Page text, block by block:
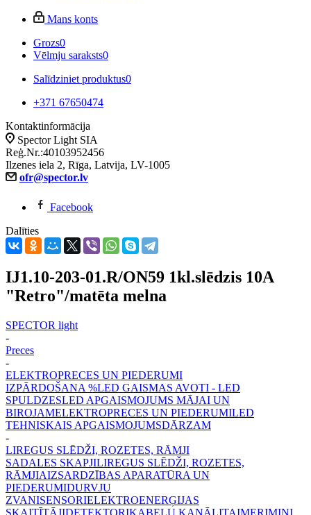
Mans konts
Grozs0
Vēlmju saraksts0
Salīdziniet produktus0
+371 67650474
Kontaktinformācija
Spector Light SIA
Reģ.Nr.:40103952456
Ilzenes iela 2, Rīga, Latvija, LV-1005
ofr@spector.lv
Facebook
Dalīties
IJ1.10-203-01.R/ON59 1kl.slēdzis 10A
"Retro"/matēta melna
SPECTOR light
-
Preces
-
ELEKTROPRECES UN PIEDERUMI
IZPĀRDOŠANA %LED GAISMAS AVOTI - LED
SPULDZESLED APGAISMOJUMS MĀJAI UN
BIROJAMELEKTROPRECES UN PIEDERUMILED
TEHNISKAIS APGAISMOJUMSDĀRZAM
-
LIREGUS SLĒDŽI, ROZETES, RĀMJI
SADALES SKAPJILIREGUS SLĒDŽI, ROZETES,
RĀMJIAIZSARDZĪBAS APARATŪRA UN
PIEDERUMIDURVJU
ZVANISENSORIELEKTROENERĢIJAS
SKAITĪTĀJIDETEKTORIKABEĻU KANĀLITAIMERIMINI